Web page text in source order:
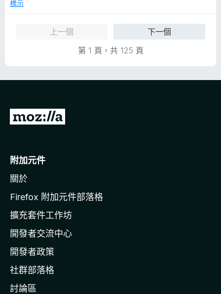
標示
上一個
下一個
第 1 頁，共 125 頁
前
o
i
l
a
官
網
附加元件
關於
Firefox 附加元件部落格
擴充套件工作坊
開發者交流中心
開發者政策
社群部落格
討論區